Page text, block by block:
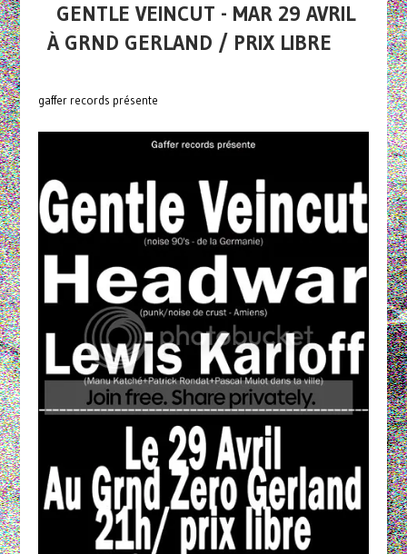
GENTLE VEINCUT - MAR 29 AVRIL
À GRND GERLAND / PRIX LIBRE
gaffer records présente